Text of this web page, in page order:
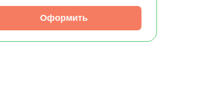
Оформить